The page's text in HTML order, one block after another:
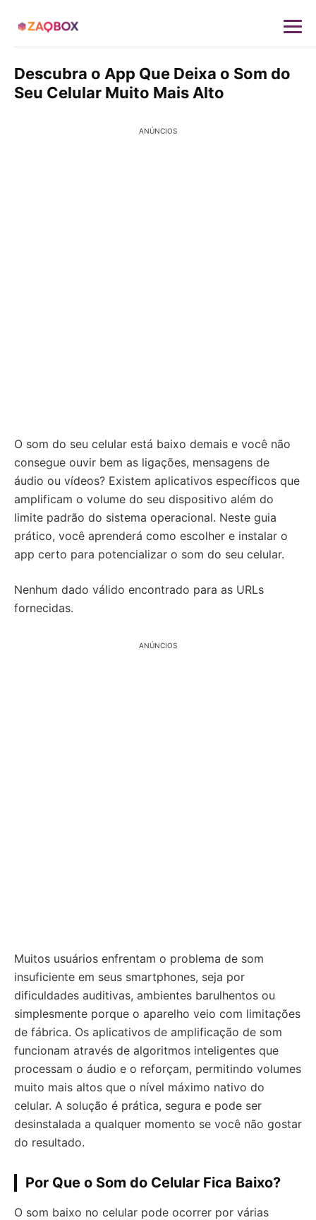
Descubra o App Que Deixa o Som do
Seu Celular Muito Mais Alto
ANÚNCIOS
O som do seu celular está baixo demais e você não
consegue ouvir bem as ligações, mensagens de
áudio ou vídeos? Existem aplicativos específicos que
amplificam o volume do seu dispositivo além do
limite padrão do sistema operacional. Neste guia
prático, você aprenderá como escolher e instalar o
app certo para potencializar o som do seu celular.
Nenhum dado válido encontrado para as URLs
fornecidas.
ANÚNCIOS
Muitos usuários enfrentam o problema de som
insuficiente em seus smartphones, seja por
dificuldades auditivas, ambientes barulhentos ou
simplesmente porque o aparelho veio com limitações
de fábrica. Os aplicativos de amplificação de som
funcionam através de algoritmos inteligentes que
processam o áudio e o reforçam, permitindo volumes
muito mais altos que o nível máximo nativo do
celular. A solução é prática, segura e pode ser
desinstalada a qualquer momento se você não gostar
do resultado.
Por Que o Som do Celular Fica Baixo?
O som baixo no celular pode ocorrer por várias